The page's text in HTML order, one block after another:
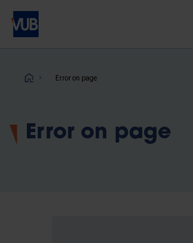
Skip
main
Breadcrumb
Error on page
Error on page